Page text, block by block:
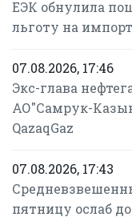
ЕЭК обнулила
льготу на
07.08.2026, 17:46
Экс-глава
АО"Самрук-
QazaqGaz
07.08.2026, 17:43
пятницу ослаб до